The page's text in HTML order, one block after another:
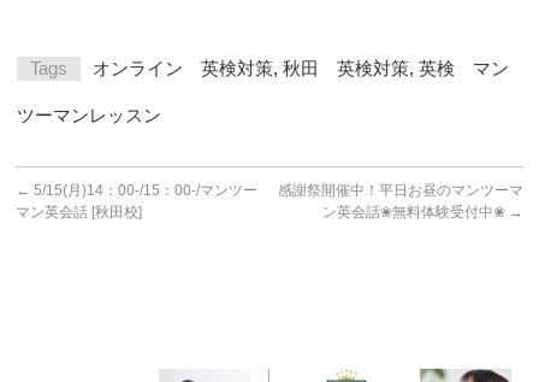
Tags オンライン 英検対策,秋田 英検対策,英検 マン
ツーマンレッスン
← 5/15(月)14：00-/15：00-/マンツー
マン英会話 [秋田校]
感謝祭開催中！平日お昼のマンツーマ
ン英会話❀無料体験受付中❀ →